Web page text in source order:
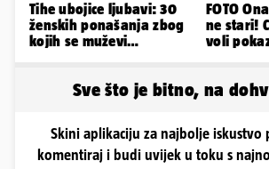
Tihe ubojice ljubavi: 30
ženskih ponašanja zbog
kojih se muževi
FOTO
ne stari!
voli
Sve što je bitno, na
Skini aplikaciju za najbolje iskustvo
komentiraj i budi uvijek u toku s